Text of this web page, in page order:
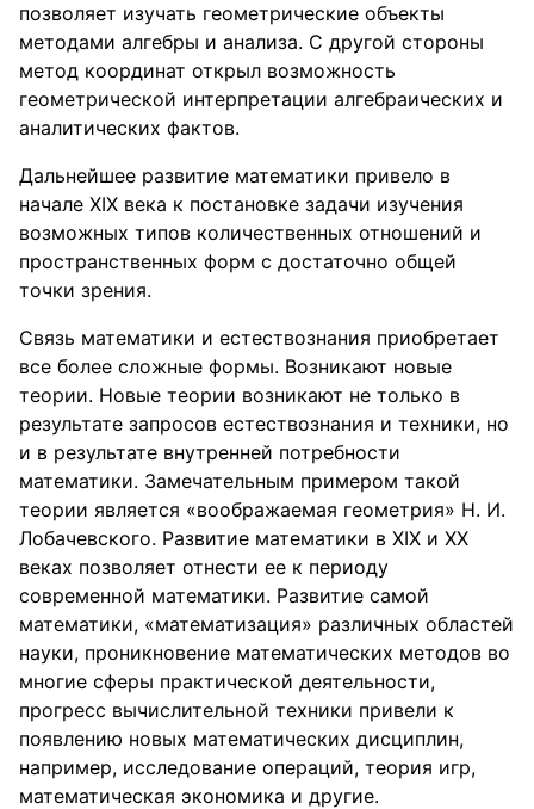
позволяет изучать геометрические объекты
методами алгебры и анализа. С другой стороны
метод координат открыл возможность
геометрической интерпретации алгебраических и
аналитических фактов.
Дальнейшее развитие математики привело в
начале ХIX века к постановке задачи изучения
возможных типов количественных отношений и
пространственных форм с достаточно общей
точки зрения.
Связь математики и естествознания приобретает
все более сложные формы. Возникают новые
теории. Новые теории возникают не только в
результате запросов естествознания и техники, но
и в результате внутренней потребности
математики. Замечательным примером такой
теории является «воображаемая геометрия» Н. И.
Лобачевского. Развитие математики в XIX и XX
веках позволяет отнести ее к периоду
современной математики. Развитие самой
математики, «математизация» различных областей
науки, проникновение математических методов во
многие сферы практической деятельности,
прогресс вычислительной техники привели к
появлению новых математических дисциплин,
например, исследование операций, теория игр,
математическая экономика и другие.